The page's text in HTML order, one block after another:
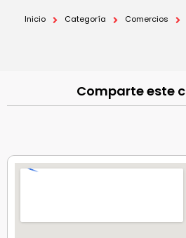
Inicio Categoría Comercios
Comparte este